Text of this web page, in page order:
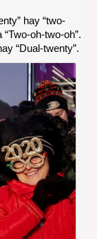
hay “two-
oh-two-oh”.
“Dual-twenty”.